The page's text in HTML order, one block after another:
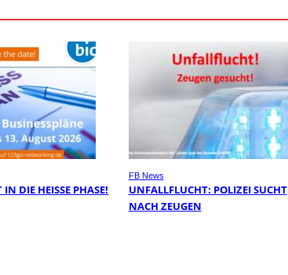
DIE HEISSE PHASE!
FB News
UNFALLFLUCHT: POLIZEI SUCHT
NACH ZEUGEN